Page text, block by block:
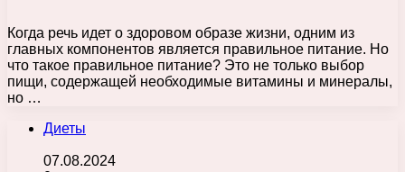
Когда речь идет о здоровом образе жизни, одним из
главных компонентов является правильное питание. Но
что такое правильное питание? Это не только выбор
пищи, содержащей необходимые витамины и минералы,
но …
Диеты
07.08.2024